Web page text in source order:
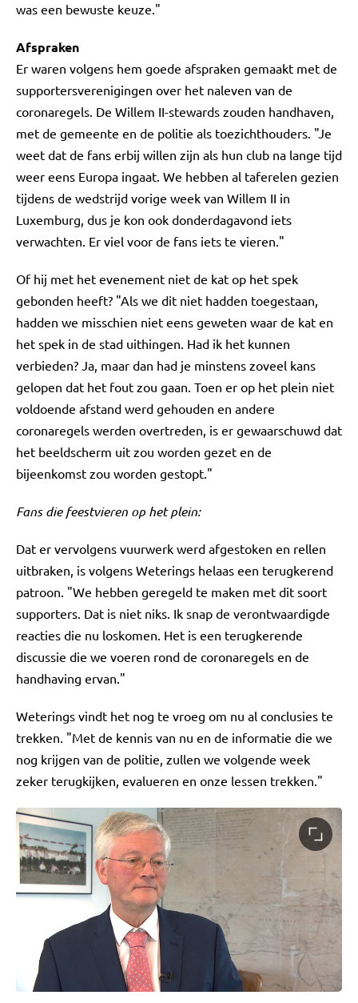
was een bewuste keuze."
Afspraken
Er waren volgens hem goede afspraken gemaakt met de
supportersverenigingen over het naleven van de
coronaregels. De Willem II-stewards zouden handhaven,
met de gemeente en de politie als toezichthouders. "Je
weet dat de fans erbij willen zijn als hun club na lange tijd
weer eens Europa ingaat. We hebben al taferelen gezien
tijdens de wedstrijd vorige week van Willem II in
Luxemburg, dus je kon ook donderdagavond iets
verwachten. Er viel voor de fans iets te vieren."
Of hij met het evenement niet de kat op het spek
gebonden heeft? "Als we dit niet hadden toegestaan,
hadden we misschien niet eens geweten waar de kat en
het spek in de stad uithingen. Had ik het kunnen
verbieden? Ja, maar dan had je minstens zoveel kans
gelopen dat het fout zou gaan. Toen er op het plein niet
voldoende afstand werd gehouden en andere
coronaregels werden overtreden, is er gewaarschuwd dat
het beeldscherm uit zou worden gezet en de
bijeenkomst zou worden gestopt."
Fans die feestvieren op het plein:
Dat er vervolgens vuurwerk werd afgestoken en rellen
uitbraken, is volgens Weterings helaas een terugkerend
patroon. "We hebben geregeld te maken met dit soort
supporters. Dat is niet niks. Ik snap de verontwaardigde
reacties die nu loskomen. Het is een terugkerende
discussie die we voeren rond de coronaregels en de
handhaving ervan."
Weterings vindt het nog te vroeg om nu al conclusies te
trekken. "Met de kennis van nu en de informatie die we
nog krijgen van de politie, zullen we volgende week
zeker terugkijken, evalueren en onze lessen trekken."